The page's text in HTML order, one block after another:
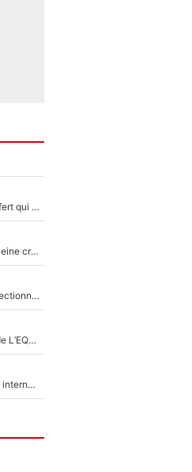
Paul Seixas chez UAE avec Tadej Pogacar : Le transfert qui effraie le peloton, «c’est la pire des choses qui puisse arriver»
Grégory Lorenzi doit renoncer à cinq signatures en pleine crise financière : L’IA propose sept noms à l’OM pour un mercato réussi... à seulement 5M€ !
«Plus grand, je ferai chauffeur-livreur» : Nouveau sélectionneur des Bleus, Zinédine Zidane s’était imaginé un avenir très différent lorsqu'il était enfant
Johan Micoud en conflit avec un autre chroniqueur de L’EQUIPE du Soir : «Pendant un moment, je ne les ai pas remis ensemble dans l'émission»
Proche de rejoindre Bruno Genesio à l'OM, un ancien international français va finalement débarquer... sur RMC !